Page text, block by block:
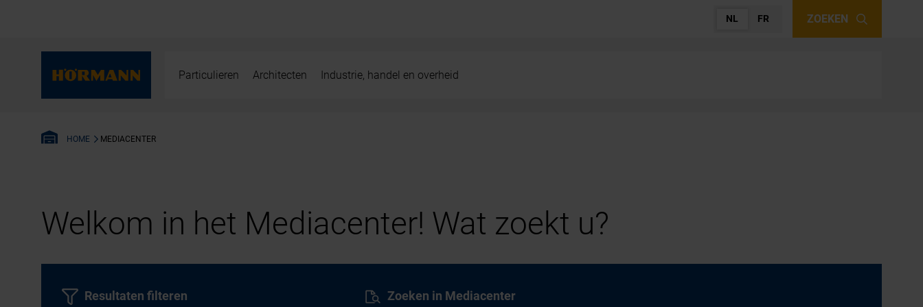
NL FR ZOEKEN
Particulieren Architecten Industrie, handel en overheid
HOME MEDIACENTER
Welkom in het Mediacenter! Wat zoekt u?
Zoeken in Mediacenter
Resultaten filteren